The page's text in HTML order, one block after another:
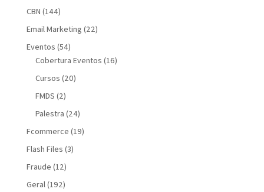
CBN (144)
Email Marketing (22)
Eventos (54)
Cobertura Eventos (16)
Cursos (20)
FMDS (2)
Palestra (24)
Fcommerce (19)
Flash Files (3)
Fraude (12)
Geral(192)